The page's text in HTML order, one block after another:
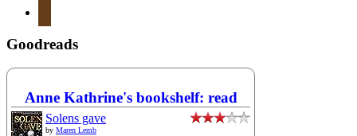
Goodreads
Anne Kathrine's bookshelf: read
Solens gave
by Maren Lemb